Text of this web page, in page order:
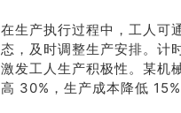
在生产执行过程中，工人可
态，及时调整生产安排。计
激发工人生产积极性。某机
高 30%，生产成本降低 15%